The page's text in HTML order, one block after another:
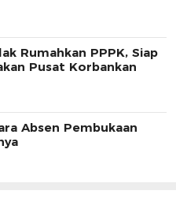
Rumahkan PPPK, Siap
Pusat Korbankan
Absen Pembukaan